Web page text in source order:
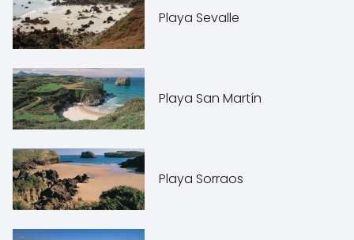
Playa Sevalle
Playa San Martín
Playa Sorraos